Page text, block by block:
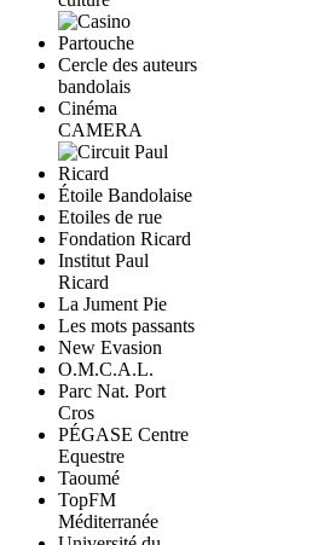
Cercle des auteurs
bandolais
Cinéma
CAMERA
Étoile Bandolaise
Etoiles de rue
Fondation Ricard
Institut Paul
Ricard
La Jument Pie
Les mots passants
New Evasion
O.M.C.A.L.
Parc Nat. Port
Cros
PÉGASE Centre
Equestre
Taoumé
TopFM
Méditerranée